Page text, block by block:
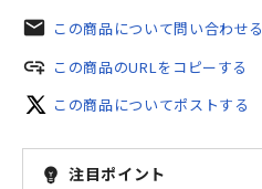
mail この商品について問い合わせる
add_link この商品のURLをコピーする
この商品についてポストする
emoji_objects 注目ポイント